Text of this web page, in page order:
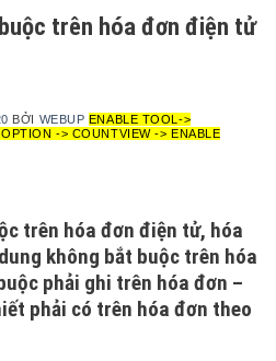
trên hóa đơn điện tử
BỞI WEBUP ENABLE TOOL->
-> COUNTVIEW -> ENABLE
trên hóa đơn điện tử, hóa
không bắt buộc trên hóa
phải ghi trên hóa đơn –
phải có trên hóa đơn theo